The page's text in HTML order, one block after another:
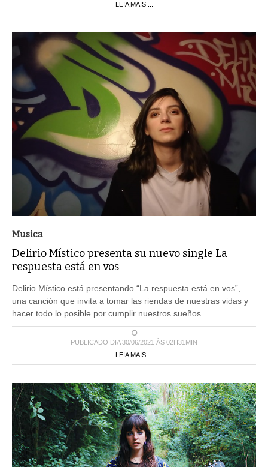
LEIA MAIS ...
Musica
Delirio Místico presenta su nuevo single La
respuesta está en vos
Delirio Místico está presentando “La respuesta está en vos”,
una canción que invita a tomar las riendas de nuestras vidas y
hacer todo lo posible por cumplir nuestros sueños
PUBLICADO DIA 30/06/2021 ÀS 02H31MIN
LEIA MAIS ...